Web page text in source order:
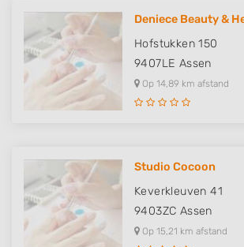
Deniece Beauty &
Hofstukken 150
9407LE Assen
Op 14,89 km afstand
Studio Cocoon
Keverkleuven 41
9403ZC Assen
Op 15,21 km afstand